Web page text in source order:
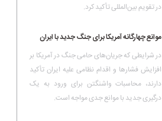
در تقویم بین‌المللی تأکید کرد.
موانع چهارگانه آمریکا برای جنگ جدید با ایران
در شرایطی که جریان‌های حامی جنگ در آمریکا بر
افزایش فشارها و اقدام نظامی علیه ایران تأکید
دارند، محاسبات واشنگتن برای ورود به یک
درگیری جدید با موانع جدی مواجه است.